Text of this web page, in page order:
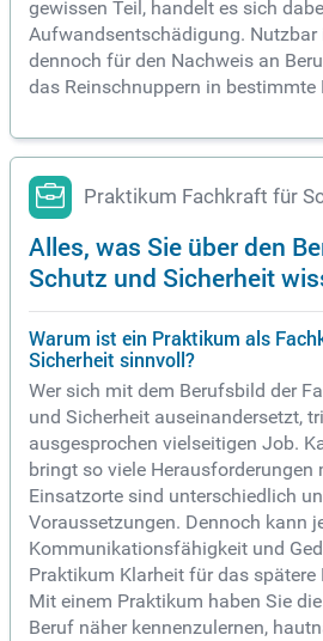
gewissen Teil, handelt es sich
Aufwandsentschädigung.
dennoch für den Nachweis an
das Reinschnuppern in bestimmte
Praktikum Fachkraft für
Alles, was Sie über den
Schutz und Sicherheit
Warum ist ein Praktikum als
Sicherheit sinnvoll?
Wer sich mit dem Berufsbild der
und Sicherheit auseinandersetzt,
ausgesprochen vielseitigen Job.
bringt so viele Herausforderungen
Einsatzorte sind unterschiedlich
Voraussetzungen. Dennoch kann
Kommunikationsfähigkeit und
Praktikum Klarheit für das
Mit einem Praktikum haben Sie
Beruf näher kennenzulernen,